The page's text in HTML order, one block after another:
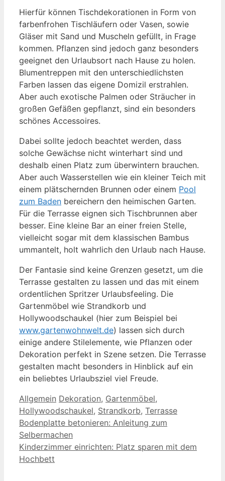
Hierfür können Tischdekorationen in Form von
farbenfrohen Tischläufern oder Vasen, sowie
Gläser mit Sand und Muscheln gefüllt, in Frage
kommen. Pflanzen sind jedoch ganz besonders
geeignet den Urlaubsort nach Hause zu holen.
Blumentreppen mit den unterschiedlichsten
Farben lassen das eigene Domizil erstrahlen.
Aber auch exotische Palmen oder Sträucher in
großen Gefäßen gepflanzt, sind ein besonders
schönes Accessoires.
Dabei sollte jedoch beachtet werden, dass
solche Gewächse nicht winterhart sind und
deshalb einen Platz zum überwintern brauchen.
Aber auch Wasserstellen wie ein kleiner Teich mit
einem plätschernden Brunnen oder einem Pool
zum Baden bereichern den heimischen Garten.
Für die Terrasse eignen sich Tischbrunnen aber
besser. Eine kleine Bar an einer freien Stelle,
vielleicht sogar mit dem klassischen Bambus
ummantelt, holt wahrlich den Urlaub nach Hause.
Der Fantasie sind keine Grenzen gesetzt, um die
Terrasse gestalten zu lassen und das mit einem
ordentlichen Spritzer Urlaubsfeeling. Die
Gartenmöbel wie Strandkorb und
Hollywoodschaukel (hier zum Beispiel bei
www.gartenwohnwelt.de) lassen sich durch
einige andere Stilelemente, wie Pflanzen oder
Dekoration perfekt in Szene setzen. Die Terrasse
gestalten macht besonders in Hinblick auf ein
ein beliebtes Urlaubsziel viel Freude.
Kategorien
Allgemein Schlagwörter
Dekoration, Gartenmöbel,
Hollywoodschaukel, Strandkorb, Terrasse
Bodenplatte betonieren: Anleitung zum
Selbermachen
Kinderzimmer einrichten: Platz sparen mit dem
Hochbett